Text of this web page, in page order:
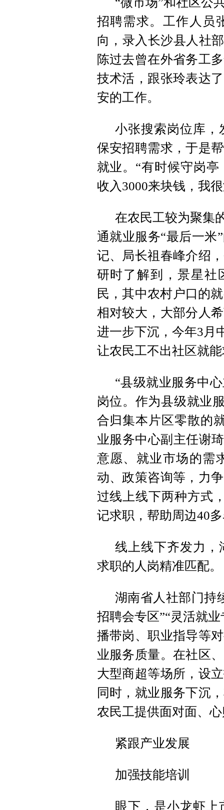
招聘需求。工作人员
向，录入长沙县人社
陈过去曾在外省务工
技术活，跟张玲表达
安的工作。
小张搜索岗位库，
保安招聘需求，于是
就业。“有时候守岗
收入3000来块钱，我
在农民工较为聚集
通就业服务“最后一米
记、局长祖春峰介绍
研时了解到，景星社
民，其中农村户口的
相对较大，大部分人
进一步下沉，今年3月
让农民工不出社区就
“县级就业服务中
岗位。作为县级就业
合归集本片区零散的
业服务中心副主任谢
意愿、就业市场的需
动、政策咨询等，力
过线上线下两种方式
记求职，帮助周边40
线上线下齐发力，
求职的人岗精准匹配。
湖南省人社部门持
招聘会专区”“灵活就
播带岗、职业指导等
业服务质量。在社区
大型商超等场所，设
同时，就业服务下沉
农民工提供面对面、
紧跟产业发展
加强技能培训
眼下，是小龙虾